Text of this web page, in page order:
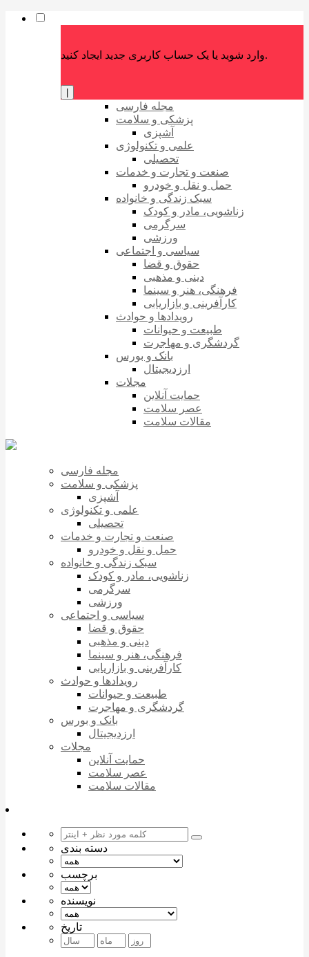
وارد شوید یا یک حساب کاربری جدید ایجاد کنید.
مجله فارسی
پزشکی و سلامت
آشپزی
علمی و تکنولوژی
تحصیلی
صنعت و تجارت و خدمات
حمل و نقل و خودرو
سبک زندگی و خانواده
زناشویی، مادر و کودک
سرگرمی
ورزشی
سیاسی و اجتماعی
حقوق و قضا
دینی و مذهبی
فرهنگی، هنر و سینما
کارآفرینی و بازاریابی
رویدادها و حوادث
طبیعت و حیوانات
گردشگری و مهاجرت
بانک و بورس
ارزدیجیتال
مجلات
حمایت آنلاین
عصر سلامت
مقالات سلامت
مجله فارسی
پزشکی و سلامت
آشپزی
علمی و تکنولوژی
تحصیلی
صنعت و تجارت و خدمات
حمل و نقل و خودرو
سبک زندگی و خانواده
زناشویی، مادر و کودک
سرگرمی
ورزشی
سیاسی و اجتماعی
حقوق و قضا
دینی و مذهبی
فرهنگی، هنر و سینما
کارآفرینی و بازاریابی
رویدادها و حوادث
طبیعت و حیوانات
گردشگری و مهاجرت
بانک و بورس
ارزدیجیتال
مجلات
حمایت آنلاین
عصر سلامت
مقالات سلامت
دسته بندی
برچسب
نویسنده
تاریخ